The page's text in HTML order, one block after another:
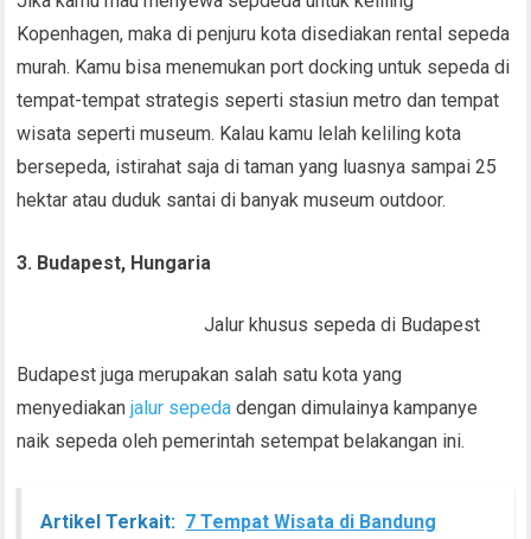
Kopenhagen, maka di penjuru kota disediakan rental sepeda
murah. Kamu bisa menemukan port docking untuk sepeda di
tempat-tempat strategis seperti stasiun metro dan tempat
wisata seperti museum. Kalau kamu lelah keliling kota
bersepeda, istirahat saja di taman yang luasnya sampai 25
hektar atau duduk santai di banyak museum outdoor.
3. Budapest, Hungaria
Jalur khusus sepeda di Budapest
Budapest juga merupakan salah satu kota yang
menyediakanjalur sepedadengan dimulainya kampanye
naik sepeda oleh pemerintah setempat belakangan ini.
Artikel Terkait: 7 Tempat Wisata di Bandung